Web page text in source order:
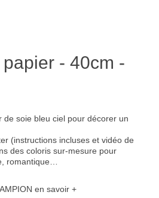
- 40cm -
soie bleu ciel pour décorer un
(instructions incluses et vidéo de
des coloris sur-mesure pour
, romantique…
en savoir +